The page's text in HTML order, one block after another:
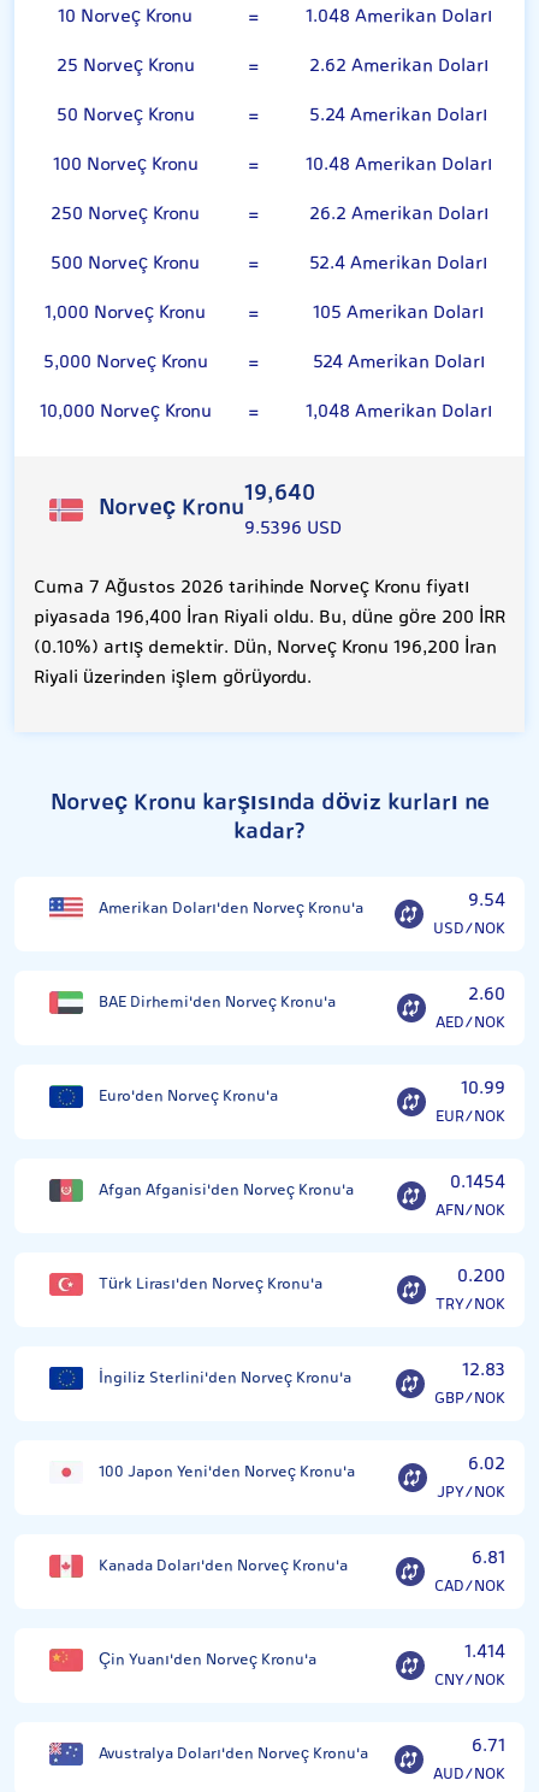
10 Norveç Kronu =
1.048 Amerikan Doları
25 Norveç Kronu
=
2.62 Amerikan Doları
50 Norveç Kronu
=
5.24 Amerikan Doları
100 Norveç Kronu
=
10.48 Amerikan Doları
250 Norveç Kronu
=
26.2 Amerikan Doları
500 Norveç Kronu
=
52.4 Amerikan Doları
1,000 Norveç Kronu
=
105 Amerikan Doları
5,000 Norveç Kronu
=
524 Amerikan Doları
10,000 Norveç Kronu
= 1,048 Amerikan Doları
Norveç Kronu19,640
9.5396 USD
Cuma 7 Ağustos 2026 tarihinde Norveç Kronu fiyatı
piyasada 196,400 İran Riyali oldu. Bu, düne göre 200 İRR
(0.10%) artış demektir. Dün, Norveç Kronu 196,200 İran
Riyali üzerinden işlem görüyordu.
Norveç Kronu karşısında döviz kurları ne
kadar?
Amerikan Doları'den Norveç Kronu'a 9.54
USD/NOK
BAE Dirhemi'den Norveç Kronu'a 2.60
AED/NOK
Euro'den Norveç Kronu'a 10.99
EUR/NOK
Afgan Afganisi'den Norveç Kronu'a 0.1454
AFN/NOK
Türk Lirası'den Norveç Kronu'a 0.200
TRY/NOK
İngiliz Sterlini'den Norveç Kronu'a 12.83
GBP/NOK
100 Japon Yeni'den Norveç Kronu'a 6.02
JPY/NOK
Kanada Doları'den Norveç Kronu'a 6.81
CAD/NOK
Çin Yuanı'den Norveç Kronu'a 1.414
CNY/NOK
Avustralya Doları'den Norveç Kronu'a 6.71
AUD/NOK